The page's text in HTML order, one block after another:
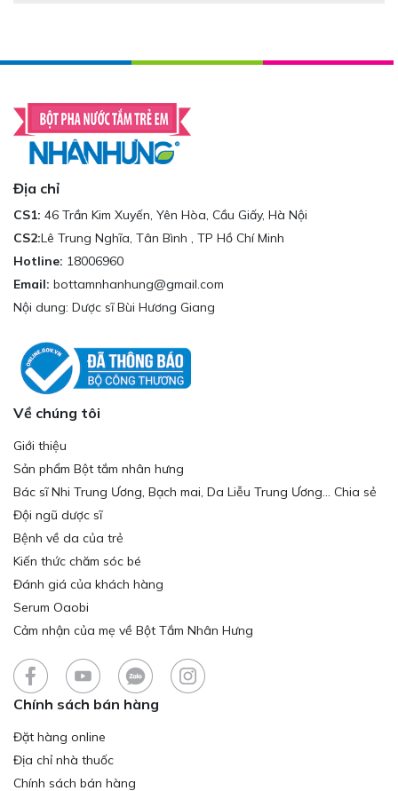
Địa chỉ
CS1: 46 Trần Kim Xuyến, Yên Hòa, Cầu Giấy, Hà Nội
CS2:Lê Trung Nghĩa, Tân Bình , TP Hồ Chí Minh
Hotline: 18006960
Email: bottamnhanhung@gmail.com
Nội dung: Dược sĩ Bùi Hương Giang
Về chúng tôi
Giới thiệu
Sản phẩm Bột tắm nhân hưng
Bác sĩ Nhi Trung Ương, Bạch mai, Da Liễu Trung Ương... Chia sẻ
Đội ngũ dược sĩ
Bệnh về da của trẻ
Kiến thức chăm sóc bé
Đánh giá của khách hàng
Serum Oaobi
Cảm nhận của mẹ về Bột Tắm Nhân Hưng
Chính sách bán hàng
Đặt hàng online
Địa chỉ nhà thuốc
Chính sách bán hàng